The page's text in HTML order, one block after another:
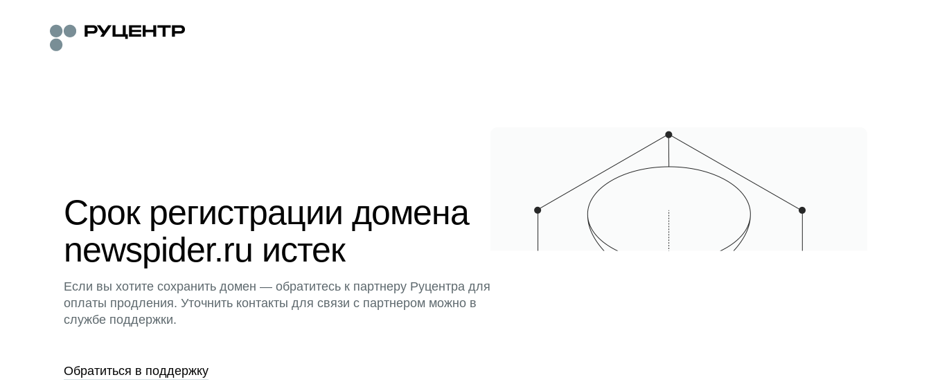
Срок регистрации домена
newspider.ru истек
Если вы хотите сохранить домен — обратитесь к партнеру Руцентра для
оплаты продления. Уточнить контакты для связи с партнером можно в
службе поддержки.
Обратиться в поддержку